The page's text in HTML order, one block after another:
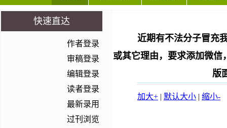
快速直达
作者登录
审稿登录
编辑登录
读者登录
最新录用
过刊浏览
近期有不法分子冒充
或其它理由，要求添加微
版
加大+ | 默认大小 | 缩小-